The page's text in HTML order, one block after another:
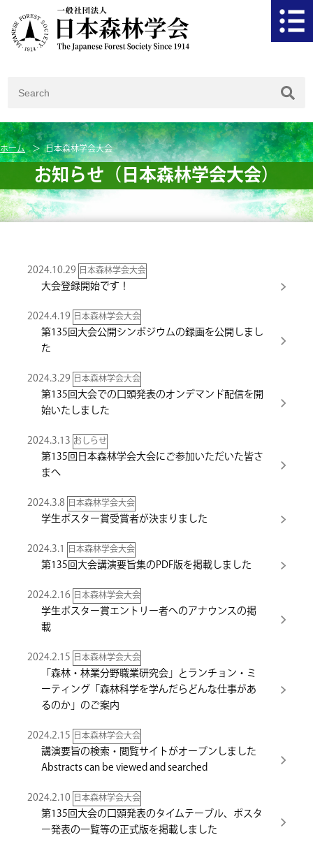
ホーム 日本森林学会大会
お知らせ（日本森林学会大会）
2024.10.29 日本森林学会大会
大会登録開始です！
2024.4.19 日本森林学会大会
第135回大会公開シンポジウムの録画を公開しまし
た
2024.3.29 日本森林学会大会
第135回大会での口頭発表のオンデマンド配信を開
始いたしました
2024.3.13 おしらせ
第135回日本森林学会大会にご参加いただいた皆さ
まへ
2024.3.8 日本森林学会大会
学生ポスター賞受賞者が決まりました
2024.3.1 日本森林学会大会
第135回大会講演要旨集のPDF版を掲載しました
2024.2.16 日本森林学会大会
学生ポスター賞エントリー者へのアナウンスの掲
載
2024.2.15 日本森林学会大会
「森林・林業分野職業研究会」とランチョン・ミ
ーティング「森林科学を学んだらどんな仕事があ
るのか」のご案内
2024.2.15 日本森林学会大会
講演要旨の検索・閲覧サイトがオープンしました
Abstracts can be viewed and searched
2024.2.10 日本森林学会大会
第135回大会の口頭発表のタイムテーブル、ポスタ
ー発表の一覧等の正式版を掲載しました